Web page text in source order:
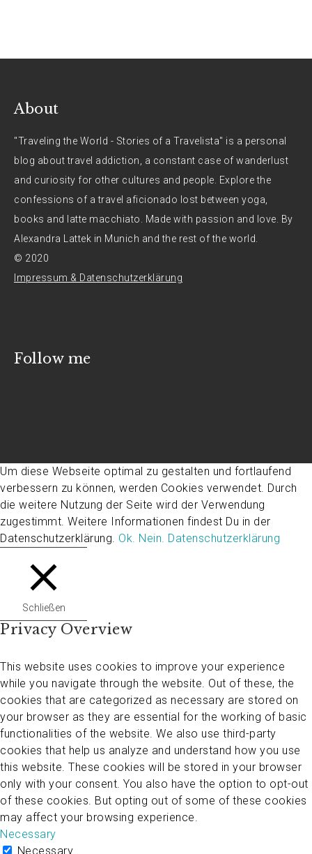
About
"Traveling the World - Stories of a Travelista" is a personal
blog about travel addiction, a constant case of wanderlust
and curiosity for other cultures and people. Explore the
confessions of a travel aficionado lost between yoga,
books and latte macchiato. Made with passion and love. By
Alexandra Lattek in Munich and the rest of the world.
© 2020
Impressum & Datenschutzerklärung
Follow me
Um diese Webseite optimal zu gestalten und fortlaufend
verbessern zu können, werden Cookies verwendet. Durch
die weitere Nutzung der Seite wird der Verwendung
zugestimmt. Weitere Informationen findest Du in der
Datenschutzerklärung. Ok. Nein. Datenschutzerklärung
Schließen
Privacy Overview
This website uses cookies to improve your experience
while you navigate through the website. Out of these, the
cookies that are categorized as necessary are stored on
your browser as they are essential for the working of basic
functionalities of the website. We also use third-party
cookies that help us analyze and understand how you use
this website. These cookies will be stored in your browser
only with your consent. You also have the option to opt-out
of these cookies. But opting out of some of these cookies
may affect your browsing experience.
Necessary
Necessary